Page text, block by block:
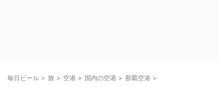
毎日ビール > 旅 > 空港 > 国内の空港 > 那覇空港 >